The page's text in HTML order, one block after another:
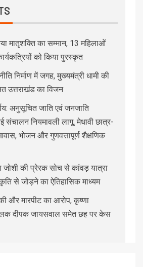
मातृशक्ति का सम्मान, 13 महिलाओं
को किया पुरस्कृत
निर्माण में जगह, मुख्यमंत्री धामी की
उत्तराखंड का विजन
अनुसूचित जाति एवं जनजाति
संचालन नियमावली लागू, मेधावी छात्र-
भोजन और गुणवत्तापूर्ण शैक्षणिक
जोशी की प्रेरक सोच से कांवड़ यात्रा
से जोड़ने का ऐतिहासिक माध्यम
और मारपीट का आरोप, कृष्णा
दीपक जायसवाल समेत छह पर केस